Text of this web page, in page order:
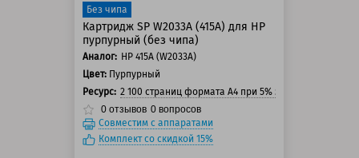
Без чипа
Картридж SP W2033A (415A) для HP
пурпурный (без чипа)
Аналог: HP 415A (W2033A)
Цвет: Пурпурный
Ресурс: 2 100 страниц формата А4 при 5% заполнении
0 отзывов 0 вопросов
Совместим с аппаратами
Комплект со скидкой 15%